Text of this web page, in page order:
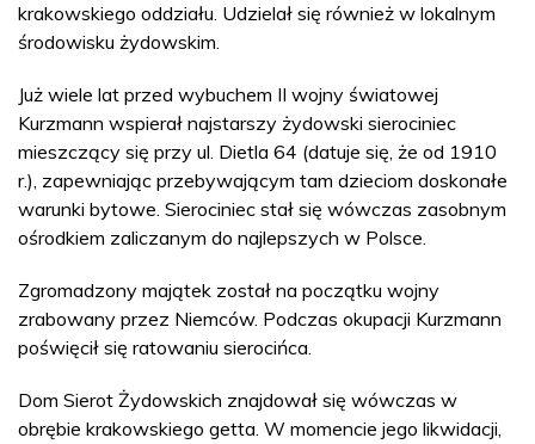
krakowskiego oddziału. Udzielał się również w lokalnym
środowisku żydowskim.
Już wiele lat przed wybuchem II wojny światowej
Kurzmann wspierał najstarszy żydowski sierociniec
mieszczący się przy ul. Dietla 64 (datuje się, że od 1910
r.), zapewniając przebywającym tam dzieciom doskonałe
warunki bytowe. Sierociniec stał się wówczas zasobnym
ośrodkiem zaliczanym do najlepszych w Polsce.
Zgromadzony majątek został na początku wojny
zrabowany przez Niemców. Podczas okupacji Kurzmann
poświęcił się ratowaniu sierocińca.
Dom Sierot Żydowskich znajdował się wówczas w
obrębie krakowskiego getta. W momencie jego likwidacji,